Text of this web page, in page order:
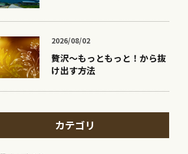
2026/08/02
贅沢〜もっともっと！から抜
け出す方法
カテゴリ